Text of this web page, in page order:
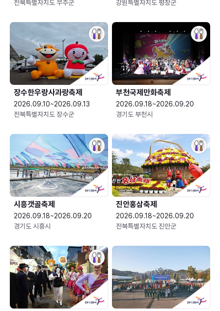
전북특별자치도 무주군
강원특별자치도 평창군
장수한우랑사과랑축제
2026.09.10~2026.09.13
전북특별자치도 장수군
부천국제만화축제
2026.09.18~2026.09.20
경기도 부천시
시흥갯골축제
2026.09.18~2026.09.20
경기도 시흥시
진안홍삼축제
2026.09.18~2026.09.20
전북특별자치도 진안군